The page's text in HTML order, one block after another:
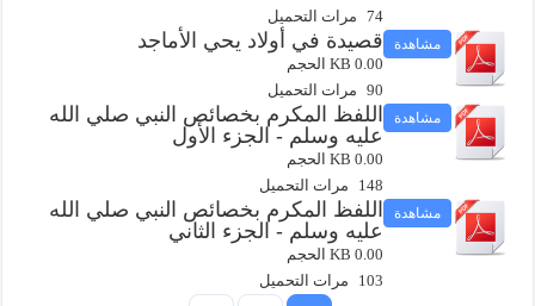
74 مرات التحميل
مشاهدة قصيدة في أولاد يحي الأماجد
0.00 KB الحجم
90 مرات التحميل
مشاهدة
اللفظ المكرم بخصائص النبي صلي الله
عليه وسلم - الجزء الأول
0.00 KB الحجم
148 مرات التحميل
مشاهدة
اللفظ المكرم بخصائص النبي صلي الله
عليه وسلم - الجزء الثاني
0.00 KB الحجم
103 مرات التحميل